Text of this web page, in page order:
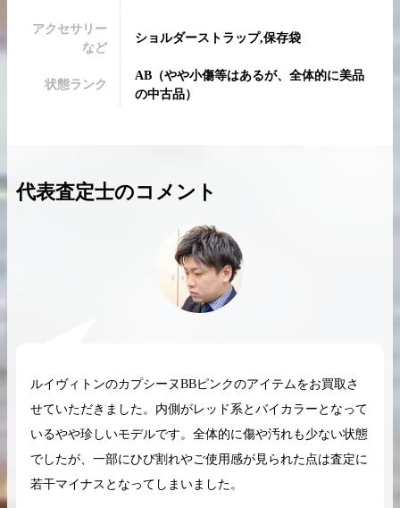
バーキン相場解説 ケリー相場解
コラムをさらにみる
アクセサリー
など
ショルダーストラップ,保存袋
状態ランク
AB （やや小傷等はあるが、全体的に美品
の中古品）
代表査定士のコメント
ルイヴィトンのカプシーヌBBピンクのアイテムをお買取さ
せていただきました。内側がレッド系とバイカラーとなって
いるやや珍しいモデルです。全体的に傷や汚れも少ない状態
でしたが、一部にひび割れやご使用感が見られた点は査定に
若干マイナスとなってしまいました。